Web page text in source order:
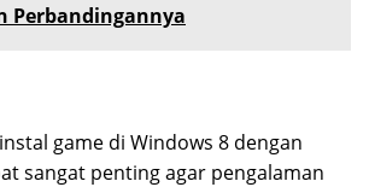
Perbandingannya
game di Windows 8 dengan
sangat penting agar pengalaman